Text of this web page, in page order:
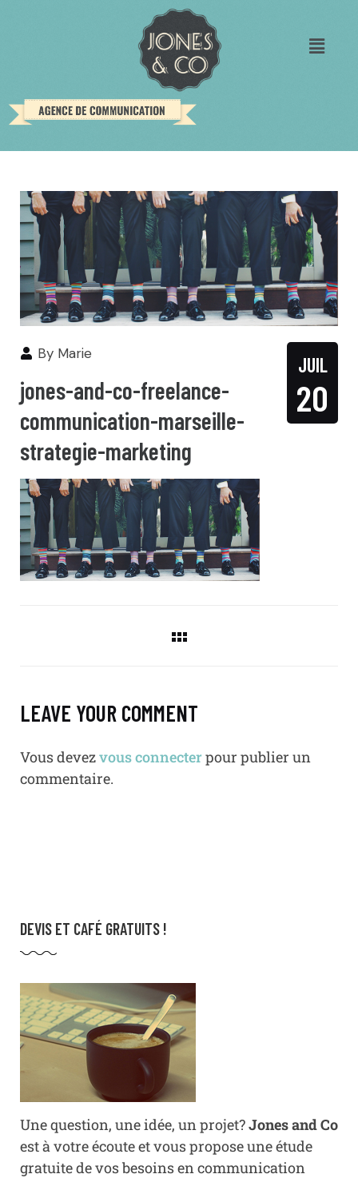
By Marie JUIL
20
jones-and-co-freelance-
communication-marseille-
strategie-marketing
LEAVE YOUR COMMENT
Vous devezvous connecterpour publier un
commentaire.
DEVIS ET CAFÉ GRATUITS !
Une question, une idée, un projet?Jones and Co
est à votre écoute et vous propose une étude
gratuite de vos besoins en communication